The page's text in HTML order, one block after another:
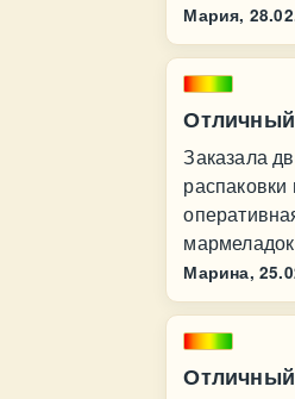
Мария,
Заказала
Марина,